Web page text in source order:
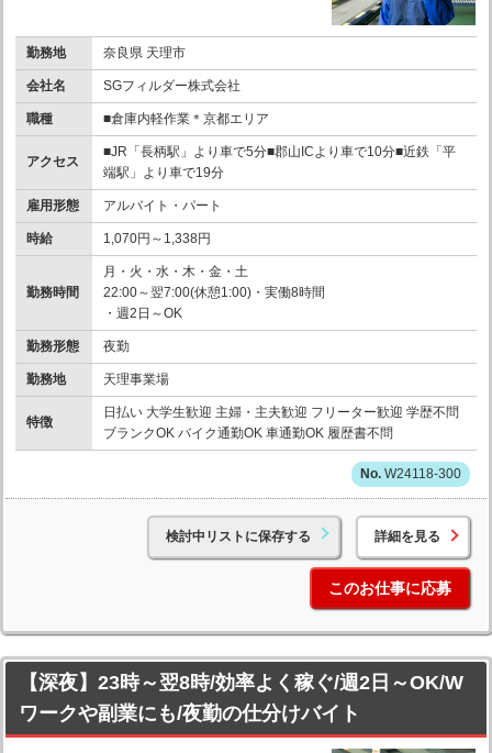
勤務地 奈良県 天理市
会社名 SGフィルダー株式会社
職種 ■倉庫内軽作業＊京都エリア
アクセス
■JR「長柄駅」より車で5分■郡山ICより車で10分■近鉄「平
端駅」より車で19分
雇用形態 アルバイト・パート
時給 1,070円～1,338円
勤務時間
月・火・水・木・金・土
22:00～翌7:00(休憩1:00)・実働8時間
・週2日～OK
勤務形態 夜勤
勤務地 天理事業場
特徴
日払い 大学生歓迎 主婦・主夫歓迎 フリーター歓迎 学歴不問
ブランクOK バイク通勤OK 車通勤OK 履歴書不問
W24118-300
検討中リストに保存する 詳細を見る
このお仕事に応募
【深夜】23時～翌8時/効率よく稼ぐ/週2日～OK/W
ワークや副業にも/夜勤の仕分けバイト